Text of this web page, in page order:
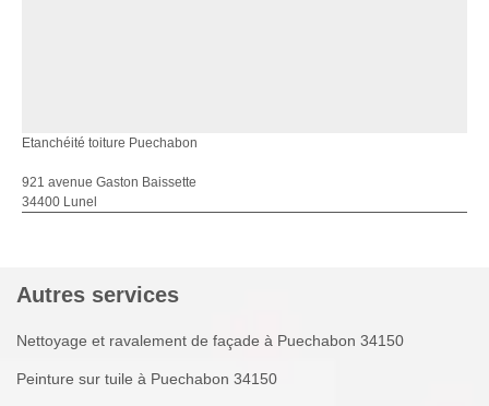
Etanchéité toiture Puechabon
921 avenue Gaston Baissette
34400 Lunel
Autres services
Nettoyage et ravalement de façade à Puechabon 34150
Peinture sur tuile à Puechabon 34150